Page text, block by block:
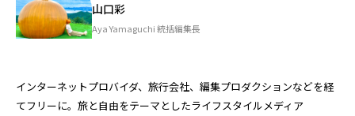
山口彩
Aya Yamaguchi 統括編集長
インターネットプロバイダ、旅行会社、編集プロダクションなどを経
てフリーに。旅と自由をテーマとしたライフスタイルメディア